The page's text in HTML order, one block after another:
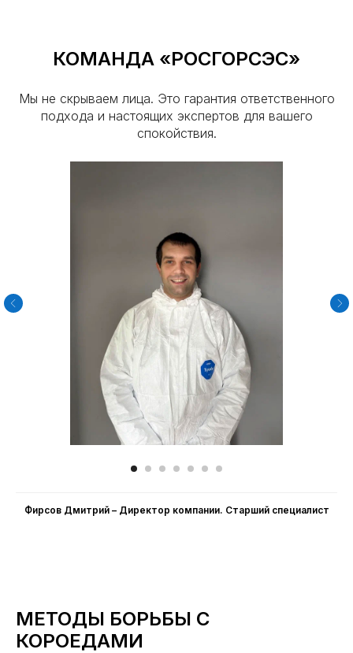
КОМАНДА «РОСГОРСЭС»
Мы не скрываем лица. Это гарантия ответственного
подхода и настоящих экспертов для вашего
спокойствия.
Фирсов Дмитрий – Директор компании. Cтарший специалист
МЕТОДЫ БОРЬБЫ С
КОРОЕДАМИ